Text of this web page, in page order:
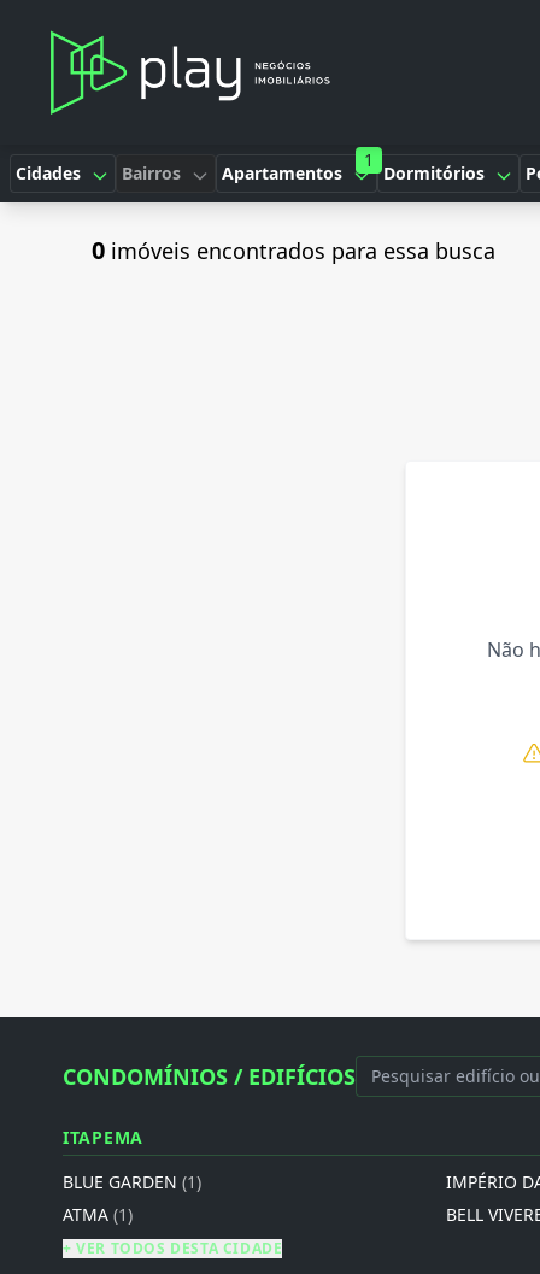
Cidades Bairros
1
Apartamentos Dormitórios
0 imóveis encontrados para essa busca
Não
CONDOMÍNIOS / EDIFÍCIOS
ITAPEMA
BLUE GARDEN (1)
IMPÉRIO
ATMA (1) BELL
+ VER TODOS DESTA CIDADE